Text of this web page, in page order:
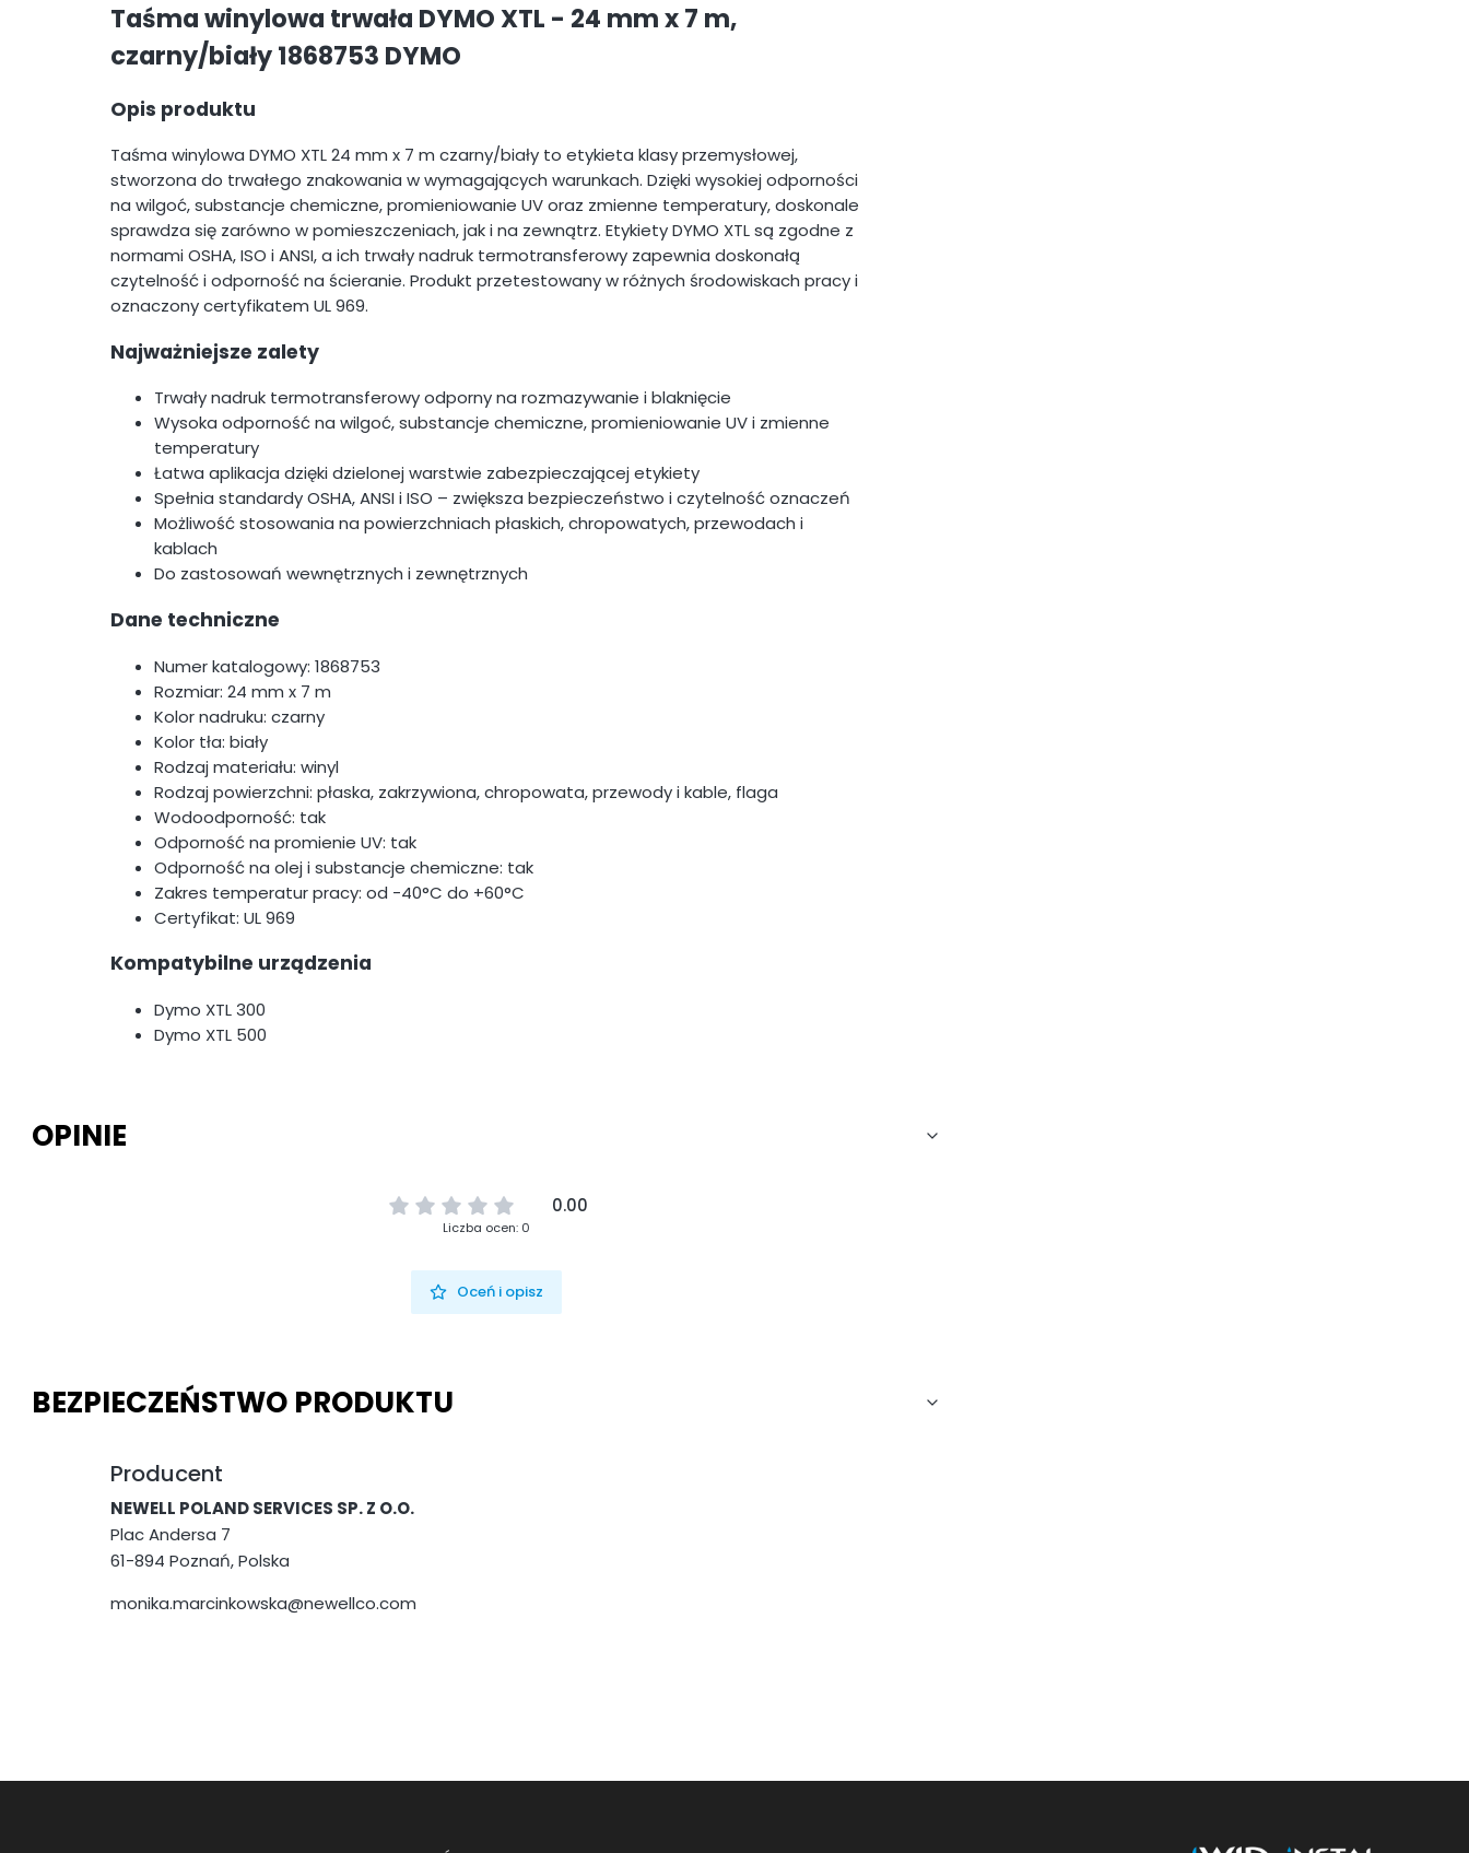
Taśma winylowa trwała DYMO XTL - 24 mm x 7 m,
czarny/biały 1868753 DYMO
Opis produktu
Taśma winylowa DYMO XTL 24 mm x 7 m czarny/biały to etykieta klasy przemysłowej,
stworzona do trwałego znakowania w wymagających warunkach. Dzięki wysokiej odporności
na wilgoć, substancje chemiczne, promieniowanie UV oraz zmienne temperatury, doskonale
sprawdza się zarówno w pomieszczeniach, jak i na zewnątrz. Etykiety DYMO XTL są zgodne z
normami OSHA, ISO i ANSI, a ich trwały nadruk termotransferowy zapewnia doskonałą
czytelność i odporność na ścieranie. Produkt przetestowany w różnych środowiskach pracy i
oznaczony certyfikatem UL 969.
Najważniejsze zalety
Trwały nadruk termotransferowy odporny na rozmazywanie i blaknięcie
Wysoka odporność na wilgoć, substancje chemiczne, promieniowanie UV i zmienne
temperatury
Łatwa aplikacja dzięki dzielonej warstwie zabezpieczającej etykiety
Spełnia standardy OSHA, ANSI i ISO – zwiększa bezpieczeństwo i czytelność oznaczeń
Możliwość stosowania na powierzchniach płaskich, chropowatych, przewodach i
kablach
Do zastosowań wewnętrznych i zewnętrznych
Dane techniczne
Numer katalogowy: 1868753
Rozmiar: 24 mm x 7 m
Kolor nadruku: czarny
Kolor tła: biały
Rodzaj materiału: winyl
Rodzaj powierzchni: płaska, zakrzywiona, chropowata, przewody i kable, flaga
Wodoodporność: tak
Odporność na promienie UV: tak
Odporność na olej i substancje chemiczne: tak
Zakres temperatur pracy: od -40°C do +60°C
Certyfikat: UL 969
Kompatybilne urządzenia
Dymo XTL 300
Dymo XTL 500
OPINIE
0.00
Liczba ocen: 0
Oceń i opisz
BEZPIECZEŃSTWO PRODUKTU
Producent
NEWELL POLAND SERVICES SP. Z O.O.
Plac Andersa 7
61-894 Poznań, Polska
monika.marcinkowska@newellco.com